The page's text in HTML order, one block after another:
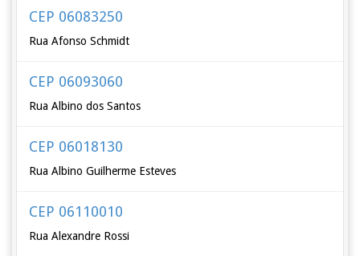
CEP 06083250
Rua Afonso Schmidt
CEP 06093060
Rua Albino dos Santos
CEP 06018130
Rua Albino Guilherme Esteves
CEP 06110010
Rua Alexandre Rossi